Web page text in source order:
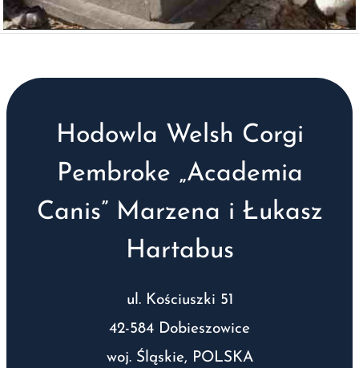
Hodowla Welsh Corgi
Pembroke „Academia
Canis” Marzena i Łukasz
Hartabus
ul. Kościuszki 51
42-584 Dobieszowice
woj. Śląskie, POLSKA